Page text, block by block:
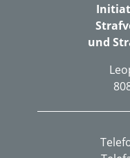
und